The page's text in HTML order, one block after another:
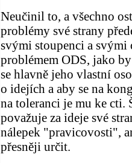
Neučinil to, a všechno
problémy své strany
svými stoupenci a svými
problémem ODS, jako
se hlavně jeho vlastní
o idejích a aby se na
na toleranci je mu ke cti.
považuje za ideje své
nálepek "pravicovosti",
přesněji určit.